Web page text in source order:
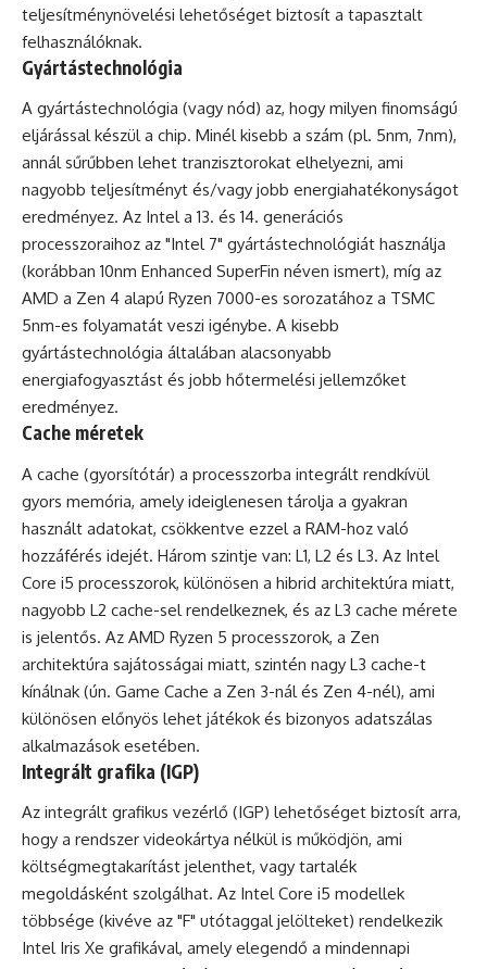
teljesítménynövelési lehetőséget biztosít a tapasztalt
felhasználóknak.
Gyártástechnológia
A gyártástechnológia (vagy nód) az, hogy milyen finomságú
eljárással készül a chip. Minél kisebb a szám (pl. 5nm, 7nm),
annál sűrűbben lehet tranzisztorokat elhelyezni, ami
nagyobb teljesítményt és/vagy jobb energiahatékonyságot
eredményez. Az Intel a 13. és 14. generációs
processzoraihoz az "Intel 7" gyártástechnológiát használja
(korábban 10nm Enhanced SuperFin néven ismert), míg az
AMD a Zen 4 alapú Ryzen 7000-es sorozatához a TSMC
5nm-es folyamatát veszi igénybe. A kisebb
gyártástechnológia általában alacsonyabb
energiafogyasztást és jobb hőtermelési jellemzőket
eredményez.
Cache méretek
A cache (gyorsítótár) a processzorba integrált rendkívül
gyors memória, amely ideiglenesen tárolja a gyakran
használt adatokat, csökkentve ezzel a RAM-hoz való
hozzáférés idejét. Három szintje van: L1, L2 és L3. Az Intel
Core i5 processzorok, különösen a hibrid architektúra miatt,
nagyobb L2 cache-sel rendelkeznek, és az L3 cache mérete
is jelentős. Az AMD Ryzen 5 processzorok, a Zen
architektúra sajátosságai miatt, szintén nagy L3 cache-t
kínálnak (ún. Game Cache a Zen 3-nál és Zen 4-nél), ami
különösen előnyös lehet játékok és bizonyos adatszálas
alkalmazások esetében.
Integrált grafika (IGP)
Az integrált grafikus vezérlő (IGP) lehetőséget biztosít arra,
hogy a rendszer videokártya nélkül is működjön, ami
költségmegtakarítást jelenthet, vagy tartalék
megoldásként szolgálhat. Az Intel Core i5 modellek
többsége (kivéve az "F" utótaggal jelölteket) rendelkezik
Intel Iris Xe grafikával, amely elegendő a mindennapi